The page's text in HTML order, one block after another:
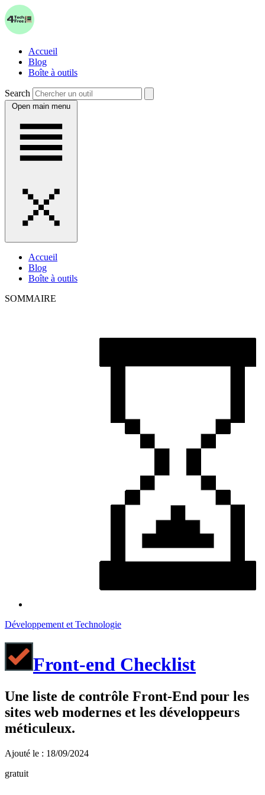
Accueil
Blog
Boîte à outils
Search
Open main menu
Accueil
Blog
Boîte à outils
SOMMAIRE
Développement et Technologie
Front-end Checklist
Une liste de contrôle Front-End pour les
sites web modernes et les développeurs
méticuleux.
Ajouté le : 18/09/2024
gratuit